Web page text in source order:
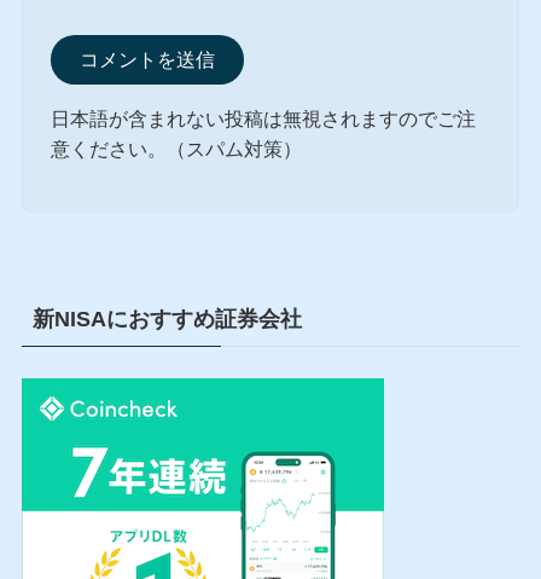
日本語が含まれない投稿は無視されますのでご注
意ください。（スパム対策）
新NISAにおすすめ証券会社